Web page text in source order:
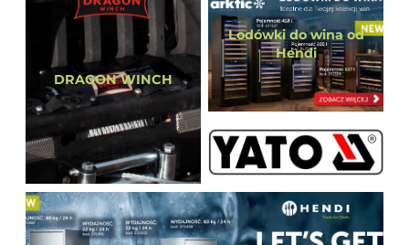
DRAGON WINCH
Lodówki do wina od
Hendi